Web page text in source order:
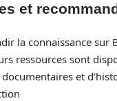
et
la connaissance sur
ressources sont
et